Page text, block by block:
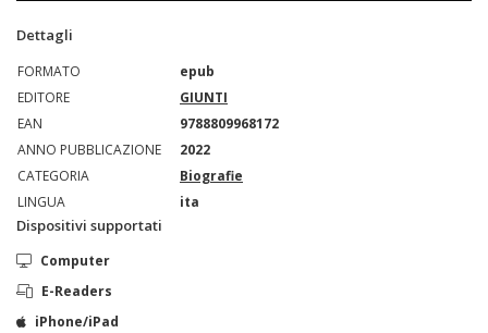
Dettagli
FORMATO
epub
EDITORE
GIUNTI
EAN
9788809968172
ANNO PUBBLICAZIONE
2022
CATEGORIA
Biografie
LINGUA
ita
Dispositivi supportati
Computer
E-Readers
iPhone/iPad